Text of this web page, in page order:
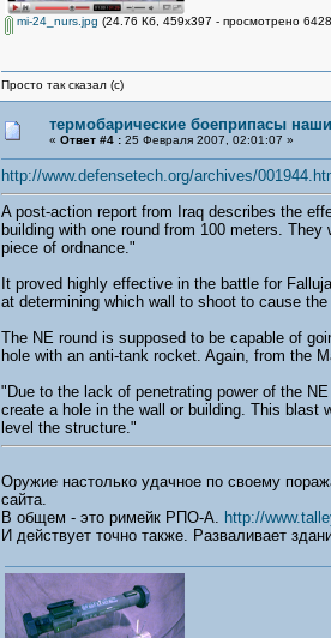
mi-24_nurs.jpg (24.76 Кб, 459x397 - просмотрено
Просто так сказал (с)
термобарические боеприпасы
« Ответ #4 : 25 Февраля 2007, 02:01:07 »
http://www.defensetech.org/archives/
A post-action report from Iraq describes the
building with one round from 100 meters.
piece of ordnance."
It proved highly effective in the battle for
at determining which wall to shoot to cause
The NE round is supposed to be capable of
hole with an anti-tank rocket. Again, from the
"Due to the lack of penetrating power of the
create a hole in the wall or building. This blast
level the structure."
Оружие настолько удачное по своему
сайта.
В общем - это римейк РПО-А. http://
И действует точно также. Разваливает